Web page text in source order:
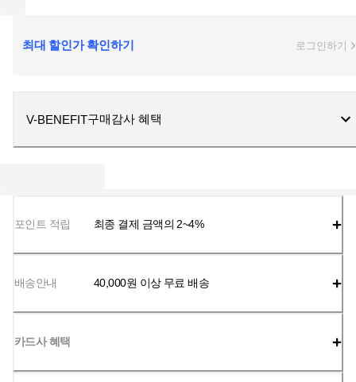
최대 할인가 확인하기 로그인하기
V-BENEFIT구매감사 혜택
포인트 적립 최종 결제 금액의 2~4%
배송안내 40,000원 이상 무료 배송
카드사 혜택